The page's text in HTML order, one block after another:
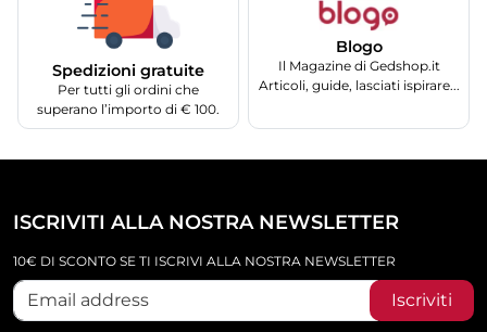
Spedizioni gratuite
Per tutti gli ordini che
superano l’importo di € 100.
Blogo
Il Magazine di Gedshop.it
Articoli, guide, lasciati ispirare...
ISCRIVITI ALLA NOSTRA NEWSLETTER
10€ DI SCONTO SE TI ISCRIVI ALLA NOSTRA NEWSLETTER
Iscriviti